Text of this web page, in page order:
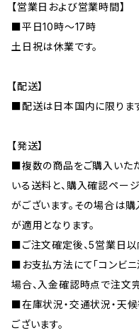
【営業日および営業時間】
■平日10時～17時
土日祝は休業です。
【配送】
■配送は日本国内に限ります
【発送】
■複数の商品をご購入いた
いる送料と、購入確認ペー
がございます。その場合は
が適用となります。
■ご注文確定後、5営業日以
■お支払方法にて「コンビニ
場合、入金確認時点で注文
■在庫状況・交通状況・天
ございます。